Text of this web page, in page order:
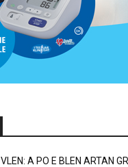
VLEN: A PO E BLEN ARTAN